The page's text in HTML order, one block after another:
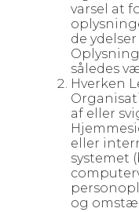
varsel at
de
således
Hverken
af eller
eller
systemet
og